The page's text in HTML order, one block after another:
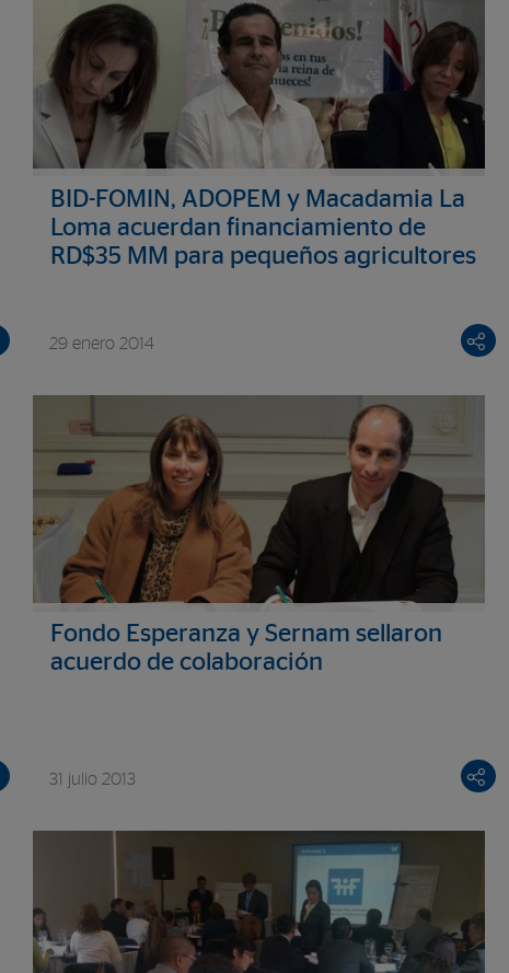
BID-FOMIN, ADOPEM y Macadamia La
Loma acuerdan financiamiento de
RD$35 MM para pequeños agricultores
29 enero 2014
Fondo Esperanza y Sernam sellaron
acuerdo de colaboración
31 julio 2013